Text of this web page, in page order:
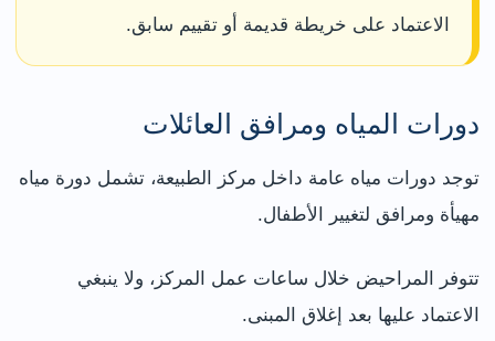
الاعتماد على خريطة قديمة أو تقييم سابق.
دورات المياه ومرافق العائلات
توجد دورات مياه عامة داخل مركز الطبيعة، تشمل دورة مياه
مهيأة ومرافق لتغيير الأطفال.
تتوفر المراحيض خلال ساعات عمل المركز، ولا ينبغي
الاعتماد عليها بعد إغلاق المبنى.